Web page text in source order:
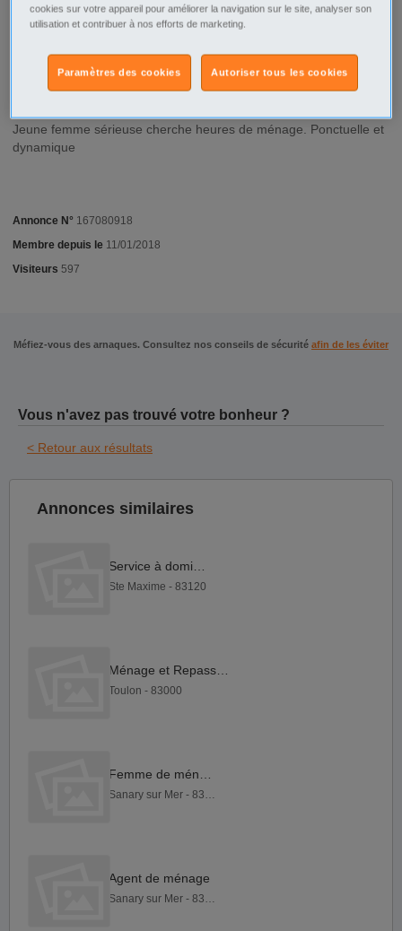
Hyeres - 83400
Description
Jeune femme sérieuse cherche heures de ménage. Ponctuelle et
dynamique
Annonce N° 167080918
Membre depuis le 11/01/2018
Visiteurs 597
Méfiez-vous des arnaques. Consultez nos conseils de sécurité afin de les éviter
Vous n'avez pas trouvé votre bonheur ?
< Retour aux résultats
Annonces similaires
Ste Maxime - 83120
Toulon - 83000
Sanary sur Mer - 83110
Agent de ménage
Sanary sur Mer - 83110
cookies sur votre appareil pour améliorer la navigation sur le site, analyser son
utilisation et contribuer à nos efforts de marketing.
Autoriser tous les cookies
Paramètres des cookies